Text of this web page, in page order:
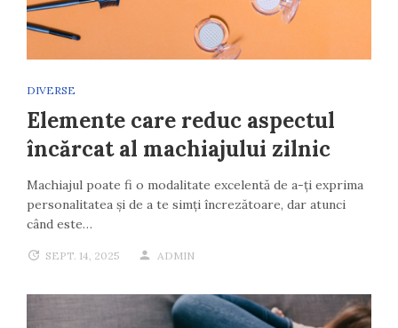
DIVERSE
Elemente care reduc aspectul
încărcat al machiajului zilnic
Machiajul poate fi o modalitate excelentă de a-ți exprima
personalitatea și de a te simți încrezătoare, dar atunci
când este…
SEPT. 14, 2025 ADMIN